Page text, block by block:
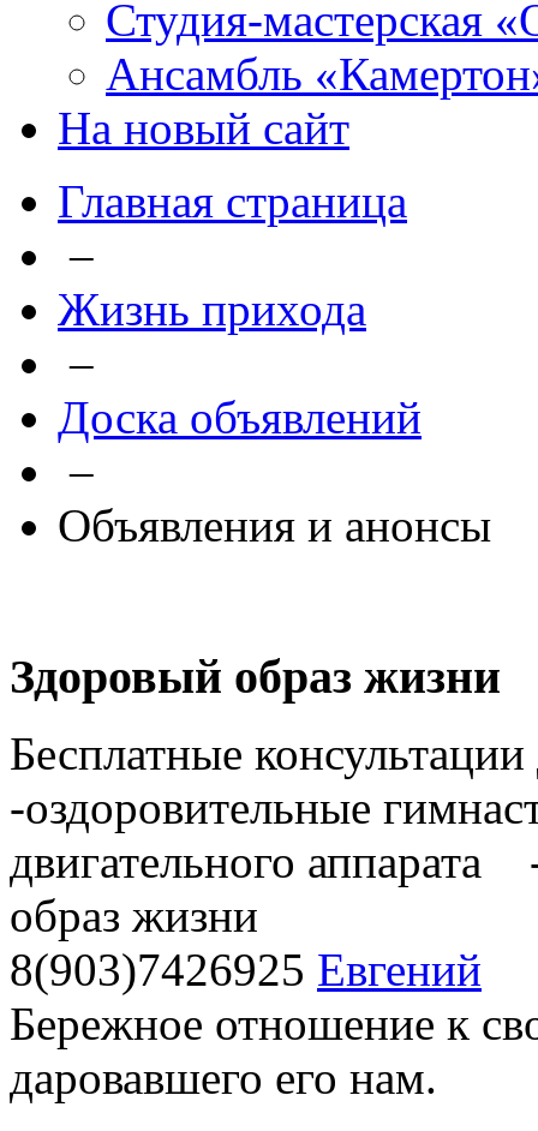
Студия-мастерская
Ансамбль
На новый сайт
Главная страница
–
Жизнь прихода
–
Доска объявлений
–
Объявления и анонсы
Здоровый образ жизни
Бесплатные
-оздоровительные
двигательного аппарата
образ жизни
8(903)7426925 Евгений
Бережное отношение к
даровавшего его нам.